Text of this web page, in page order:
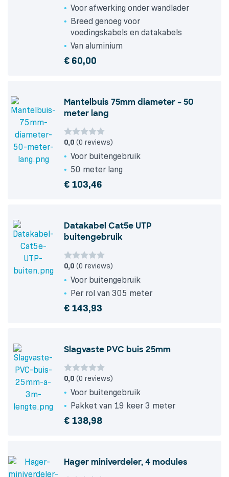
Voor afwerking onder wandlader
Breed genoeg voor
voedingskabels en datakabels
Van aluminium
€ 60,00
Mantelbuis 75mm diameter – 50
meter lang
0,0 (0 reviews)
Voor buitengebruik
50 meter lang
€ 103,46
Datakabel Cat5e UTP
buitengebruik
0,0 (0 reviews)
Voor buitengebruik
Per rol van 305 meter
€ 143,93
Slagvaste PVC buis 25mm
0,0 (0 reviews)
Voor buitengebruik
Pakket van 19 keer 3 meter
€ 138,98
Hager miniverdeler, 4 modules